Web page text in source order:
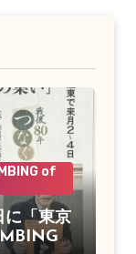
of
に「東京